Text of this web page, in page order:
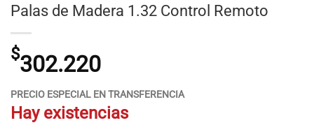
Palas de Madera 1.32 Control Remoto
$302.220
PRECIO ESPECIAL EN TRANSFERENCIA
Hay existencias